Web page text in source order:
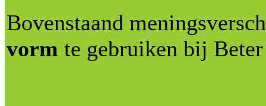
Bovenstaand
vorm te gebruiken bij